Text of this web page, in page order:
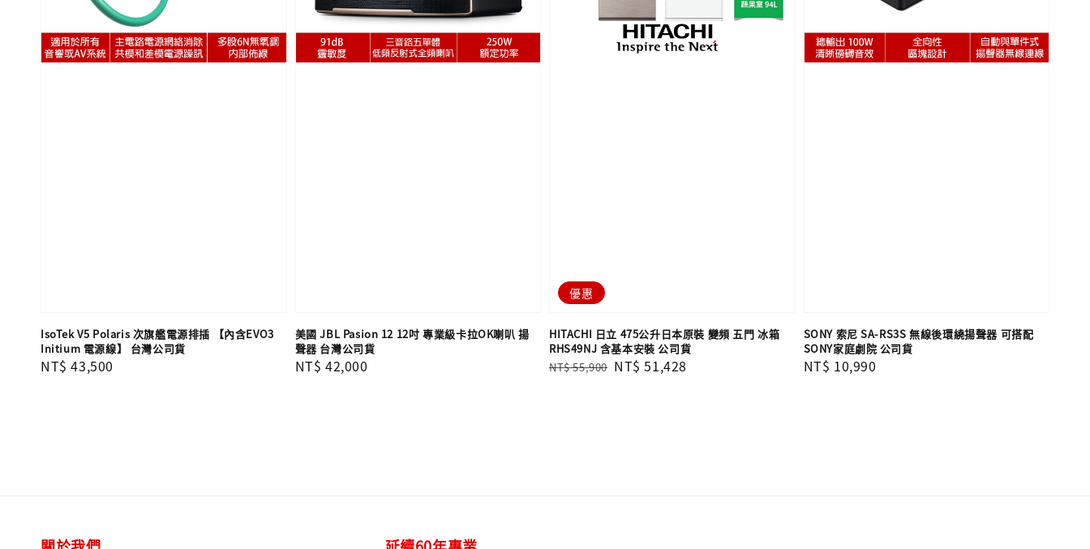
IsoTek V5 Polaris 次旗艦電源排插 【內含EVO3
Initium 電源線】 台灣公司貨
Regular
NT$ 43,500
美國 JBL Pasion 12 12吋 專業級卡拉OK喇叭 揚
聲器 台灣公司貨
Regular
NT$ 42,000
優惠
HITACHI 日立 475公升日本原裝 變頻 五門 冰箱
RHS49NJ 含基本安裝 公司貨
Regular
NT$ 55,900 Sale
NT$ 51,428
SONY 索尼 SA-RS3S 無線後環繞揚聲器 可搭配
SONY家庭劇院 公司貨
Regular
NT$ 10,990